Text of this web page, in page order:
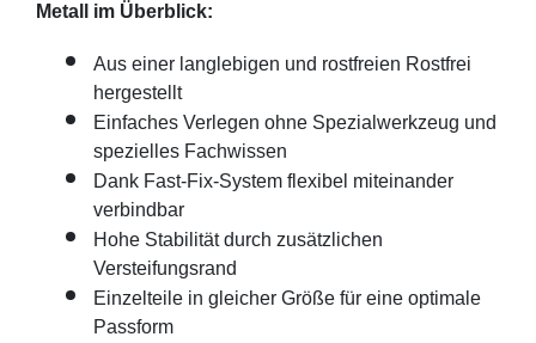
Metall im Überblick:
Aus einer langlebigen und rostfreien Rostfrei
hergestellt
Einfaches Verlegen ohne Spezialwerkzeug und
spezielles Fachwissen
Dank Fast-Fix-System flexibel miteinander
verbindbar
Hohe Stabilität durch zusätzlichen
Versteifungsrand
Einzelteile in gleicher Größe für eine optimale
Passform